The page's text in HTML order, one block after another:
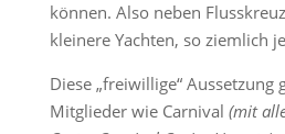
können. Also neben
kleinere Yachten, so ziemlich
Diese „freiwillige“ Aussetzung
Mitglieder wie Carnival (mit